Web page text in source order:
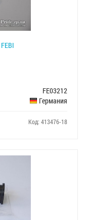
FE03212
Германия
Код: 413476-18